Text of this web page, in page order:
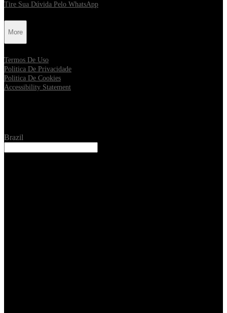
Tire Sua Dúvida Pelo WhatsApp
More
Termos De Uso
Politica De Privacidade
Politica De Cookies
Accessibility Statement
Brazil